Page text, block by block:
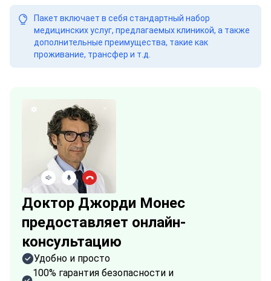
Пакет включает в себя стандартный набор
медицинских услуг, предлагаемых клиникой, а также
дополнительные преимущества, такие как
проживание, трансфер и т.д.
Доктор Джорди Монес
предоставляет онлайн-
консультацию
Удобно и просто
100% гарантия безопасности и